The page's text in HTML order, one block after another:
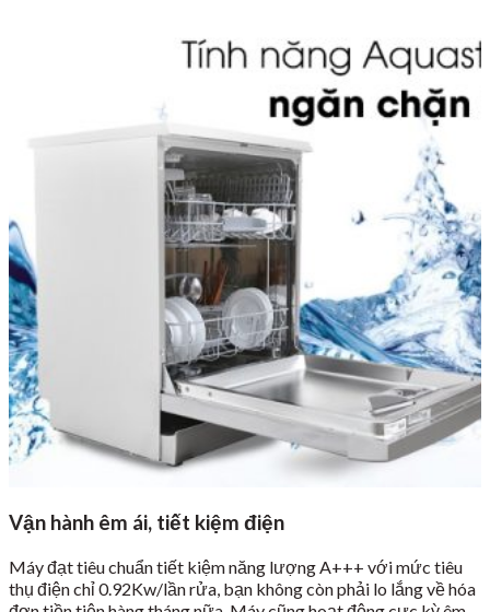
Vận hành êm ái, tiết kiệm điện
Máy đạt tiêu chuẩn tiết kiệm năng lượng A+++ với mức tiêu
thụ điện chỉ 0.92Kw/lần rửa, bạn không còn phải lo lắng về hóa